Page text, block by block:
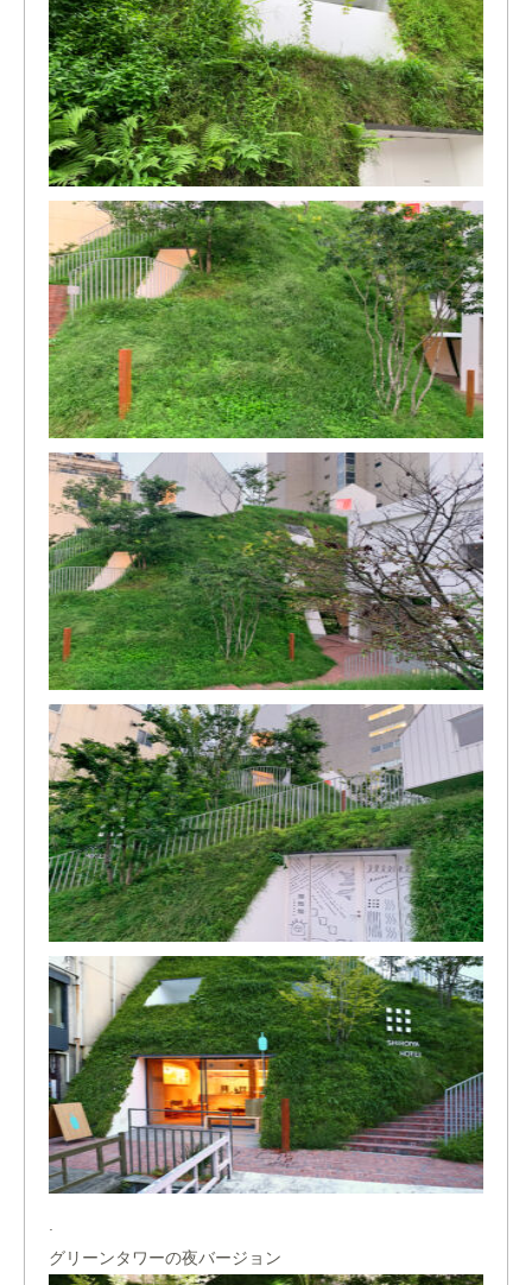
.
グリーンタワーの夜バージョン